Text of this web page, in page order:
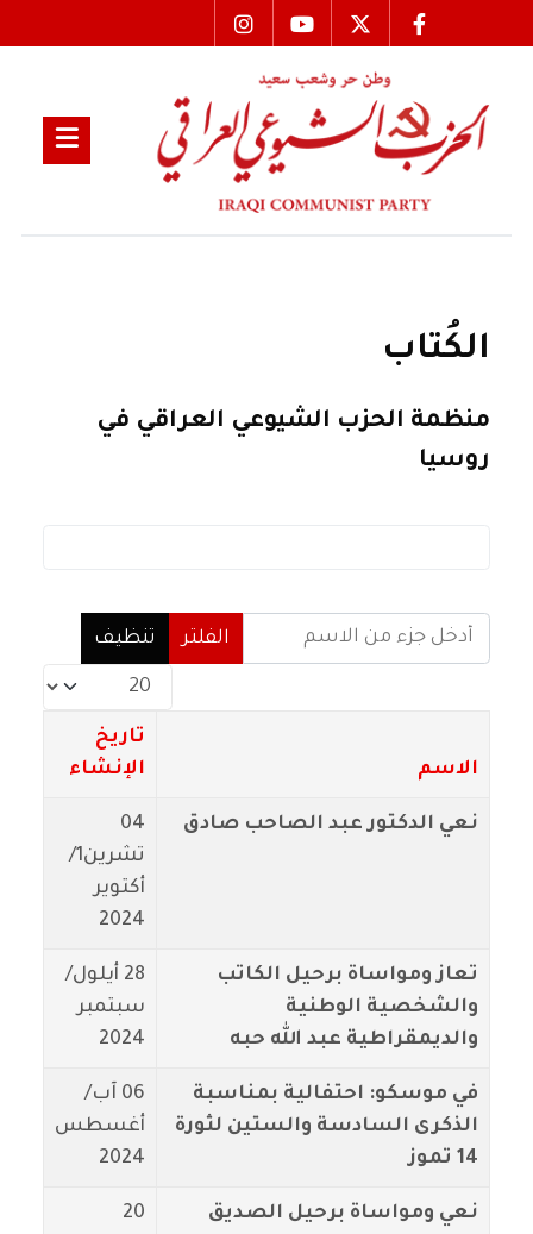
الكُتاب
منظمة الحزب الشيوعي العراقي في
روسيا
أدخل جزء من الاسم
الفلتر
تنظيف
عدد الإظهارات:
الاسم
تاريخ
الإنشاء
نعي الدكتور عبد الصاحب صادق
04
تشرين1/
أكتوير
2024
تعاز ومواساة برحيل الكاتب
والشخصية الوطنية
والديمقراطية عبد الله حبه
28 أيلول/
سبتمبر
2024
في موسكو: احتفالية بمناسبة
الذكرى السادسة والستين لثورة
14 تموز
06 آب/
أغسطس
2024
نعي ومواساة برحيل الصديق
20